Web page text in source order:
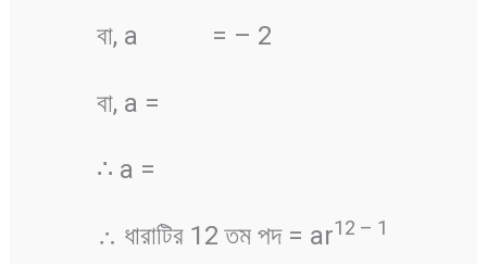
বা, a = – 2
বা, a =
∴ a =
∴ ধারাটির 12 তম পদ = ar12 – 1